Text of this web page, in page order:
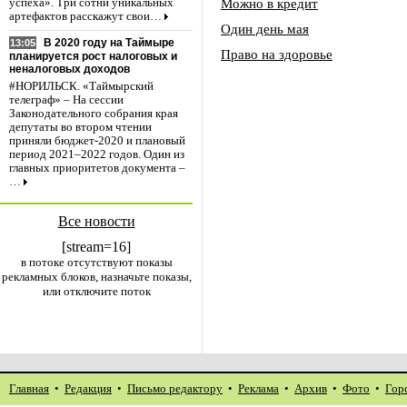
успеха». Три сотни уникальных
артефактов расскажут свои…
13:05
В 2020 году на Таймыре
планируется рост налоговых и
неналоговых доходов
#НОРИЛЬСК. «Таймырский
телеграф» – На сессии
Законодательного собрания края
депутаты во втором чтении
приняли бюджет-2020 и плановый
период 2021–2022 годов. Один из
главных приоритетов документа –
…
Все новости
[stream=16]
в потоке отсутствуют показы
рекламных блоков, назначьте показы,
или отключите поток
Можно в кредит
Один день мая
Право на здоровье
Главная • Редакция • Письмо редактору • Реклама • Архив • Фото •